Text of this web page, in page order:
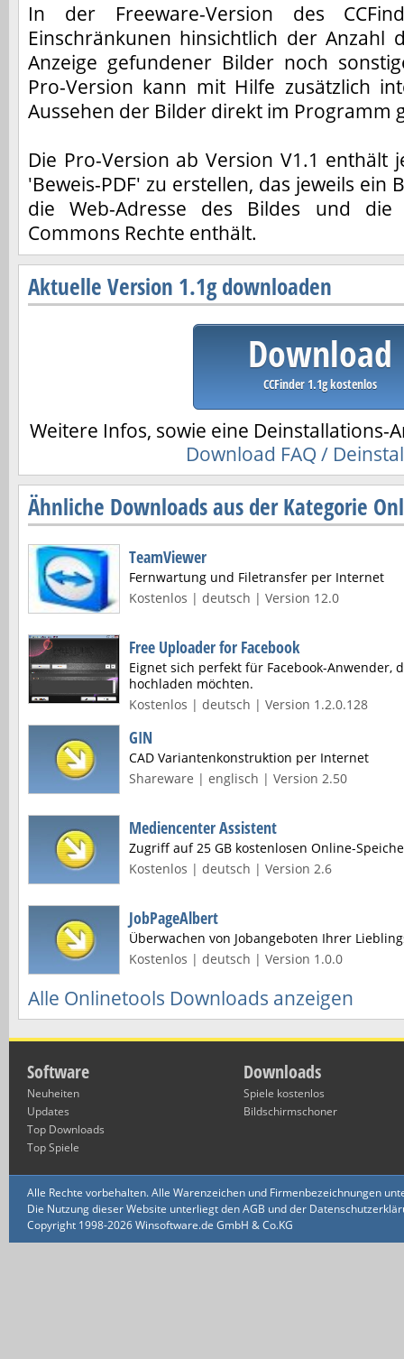
In der Freeware-Version des
Einschränkunen hinsichtlich der Anzahl
Anzeige gefundener Bilder noch
Pro-Version kann mit Hilfe zusätzlich
Aussehen der Bilder direkt im Programm
Die Pro-Version ab Version V1.1 enthält
'Beweis-PDF' zu erstellen, das jeweils ein
die Web-Adresse des Bildes und die
Commons Rechte enthält.
Aktuelle Version 1.1g downloaden
Download
CCFinder 1.1g kostenlos
Weitere Infos, sowie eine Deinstallations-
Download FAQ /
Ähnliche Downloads aus der Kategorie
TeamViewer
Fernwartung und Filetransfer per Internet
Kostenlos | deutsch | Version 12.0
Free Uploader for Facebook
Eignet sich perfekt für Facebook-Anwender,
hochladen möchten.
Kostenlos | deutsch | Version 1.2.0.128
GIN
CAD Variantenkonstruktion per Internet
Shareware | englisch | Version 2.50
Mediencenter Assistent
Zugriff auf 25 GB kostenlosen Online-
Kostenlos | deutsch | Version 2.6
JobPageAlbert
Überwachen von Jobangeboten Ihrer
Kostenlos | deutsch | Version 1.0.0
Alle Onlinetools Downloads anzeigen
Software
Neuheiten
Updates
Top Downloads
Top Spiele
Downloads
Spiele kostenlos
Bildschirmschoner
Alle Rechte vorbehalten. Alle Warenzeichen und Firmenbezeichnungen
Die Nutzung dieser Website unterliegt den AGB und der
Copyright 1998-2026 Winsoftware.de GmbH & Co.KG